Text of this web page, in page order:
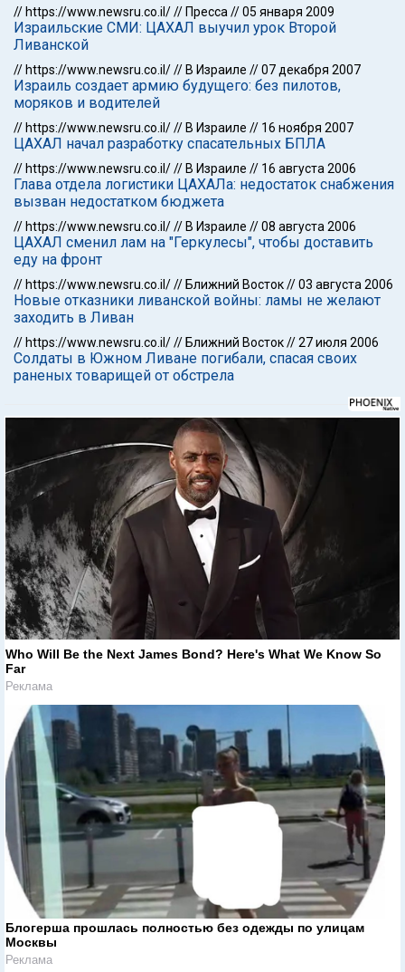
// https://www.newsru.co.il/// Пресса //05 января 2009
Израильские СМИ: ЦАХАЛ выучил урок Второй
Ливанской
// https://www.newsru.co.il/// В Израиле //07 декабря 2007
Израиль создает армию будущего: без пилотов,
моряков и водителей
// https://www.newsru.co.il/// В Израиле // 16 ноября 2007
ЦАХАЛ начал разработку спасательных БПЛА
// https://www.newsru.co.il/// В Израиле // 16 августа 2006
Глава отдела логистики ЦАХАЛа: недостаток снабжения
вызван недостатком бюджета
// https://www.newsru.co.il/// В Израиле //08 августа 2006
ЦАХАЛ сменил лам на "Геркулесы", чтобы доставить
еду на фронт
// https://www.newsru.co.il/// Ближний Восток//03 августа 2006
Новые отказники ливанской войны: ламы не желают
заходить в Ливан
// https://www.newsru.co.il/// Ближний Восток//27 июля 2006
Солдаты в Южном Ливане погибали, спасая своих
раненых товарищей от обстрела
Who Will Be the Next James Bond? Here's What We Know So
Far
Реклама
Блогерша прошлась полностью без одежды по улицам
Москвы
Реклама